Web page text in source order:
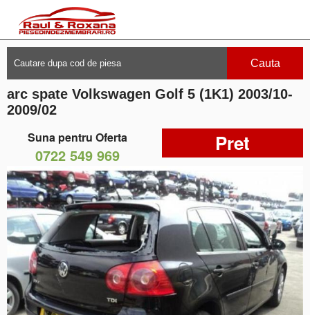
Cauta
arc spate Volkswagen Golf 5 (1K1) 2003/10-
2009/02
Suna pentru Oferta
0722 549 969 Pret